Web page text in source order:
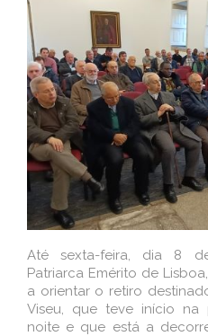
Até sexta-feira, dia 8
Patriarca Emérito de
a orientar o retiro
Viseu, que teve início na
noite e que está a